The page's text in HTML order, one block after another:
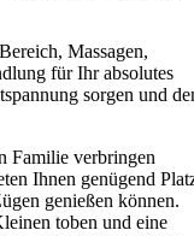
Massagen,
für Ihr absolutes
sorgen und
Familie verbringen
Ihnen genügend
genießen können.
toben und eine